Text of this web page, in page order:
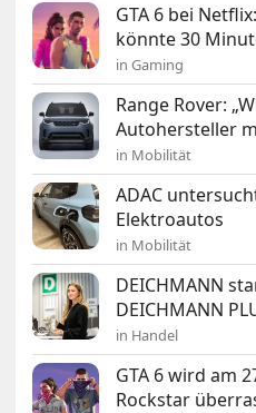
GTA 6 bei
könnte 30
in Gaming
Range Rover:
Autohersteller
in Mobilität
ADAC
Elektroautos
in Mobilität
DEICHMANN
DEICHMANN
in Handel
GTA 6 wird am
Rockstar